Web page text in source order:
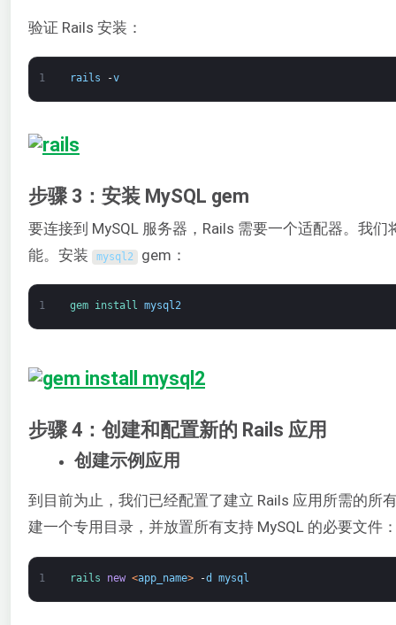
验证 Rails 安装：
1 rails -v
步骤 3：安装 MySQL gem
要连接到 MySQL 服务器，Rails 需要一个适配器。我们
能。安装
mysql2 gem：
1 gem install mysql2
步骤 4：创建和配置新的 Rails 应用
创建示例应用
到目前为止，我们已经配置了建立 Rails 应用所需的所
建一个专用目录，并放置所有支持 MySQL 的必要文件
1 rails new <app_name> -d mysql